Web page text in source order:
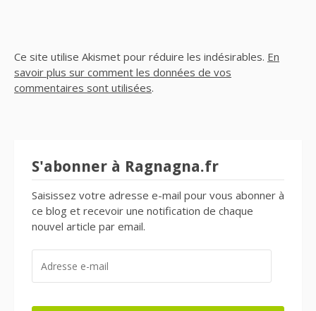
Ce site utilise Akismet pour réduire les indésirables. En
savoir plus sur comment les données de vos
commentaires sont utilisées.
S'abonner à Ragnagna.fr
Saisissez votre adresse e-mail pour vous abonner à
ce blog et recevoir une notification de chaque
nouvel article par email.
MAIL